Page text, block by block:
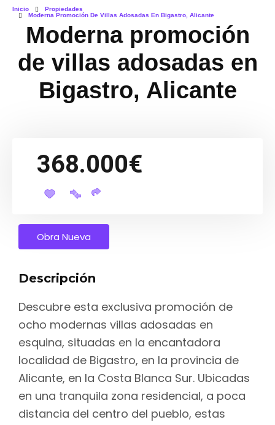
Inicio
Propiedades
Moderna Promoción De Villas Adosadas En Bigastro, Alicante
Moderna promoción
de villas adosadas en
Bigastro, Alicante
368.000€
Obra Nueva
Descripción
Descubre esta exclusiva promoción de
ocho modernas villas adosadas en
esquina, situadas en la encantadora
localidad de Bigastro, en la provincia de
Alicante, en la Costa Blanca Sur. Ubicadas
en una tranquila zona residencial, a poca
distancia del centro del pueblo, estas